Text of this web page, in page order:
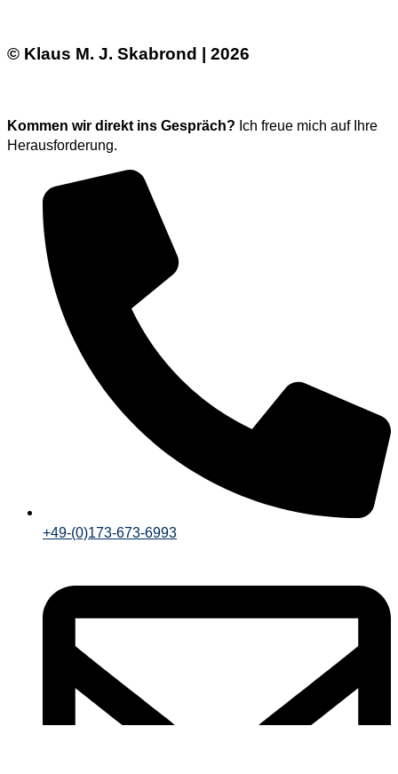
© Klaus M. J. Skabrond | 2026
Kommen wir direkt ins Gespräch? Ich freue mich auf Ihre
Herausforderung.
+49-(0)173-673-6993